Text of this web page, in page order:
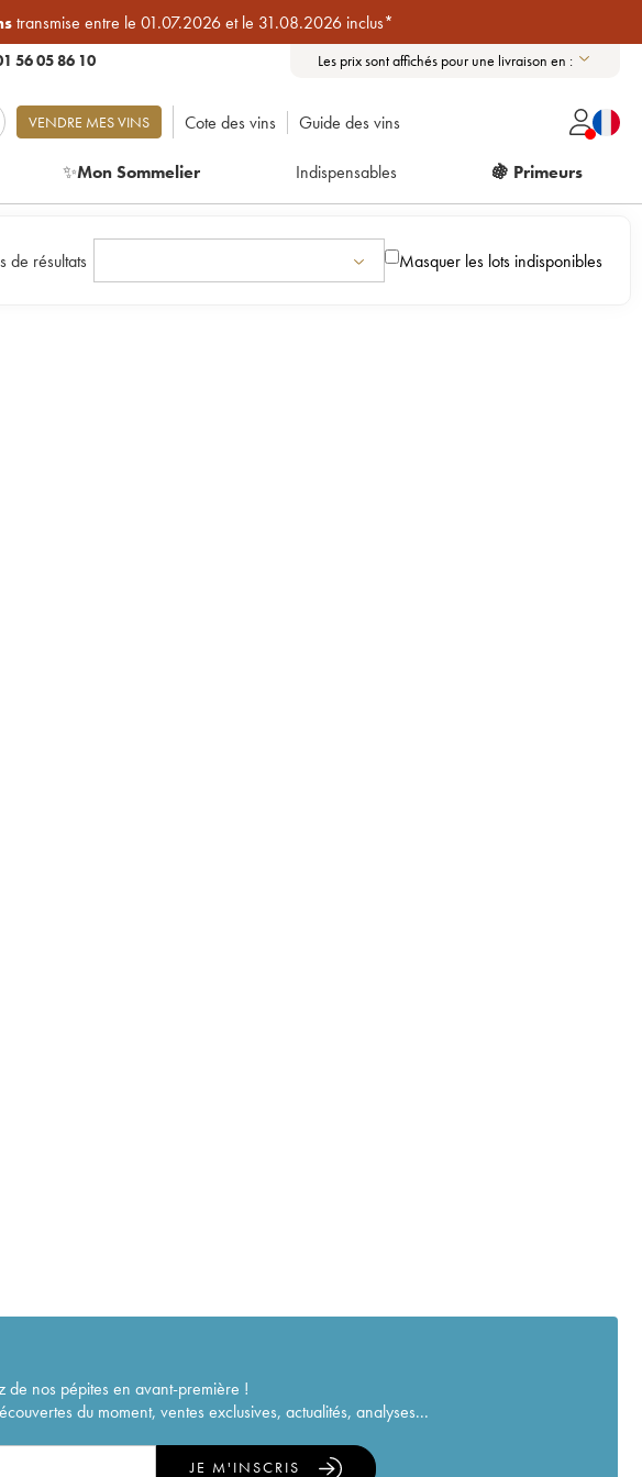
transmise entre le 01.07.2026 et le 31.08.2026 inclus*
56 05 86 10 Les prix sont affichés pour une livraison en :
VENDRE MES VINS Cote des vins Guide des vins
✨Mon Sommelier Indispensables 🍇 Primeurs
de résultats Masquer les lots indisponibles
de nos pépites en avant-première !
du moment, ventes exclusives, actualités, analyses...
JE M'INSCRIS